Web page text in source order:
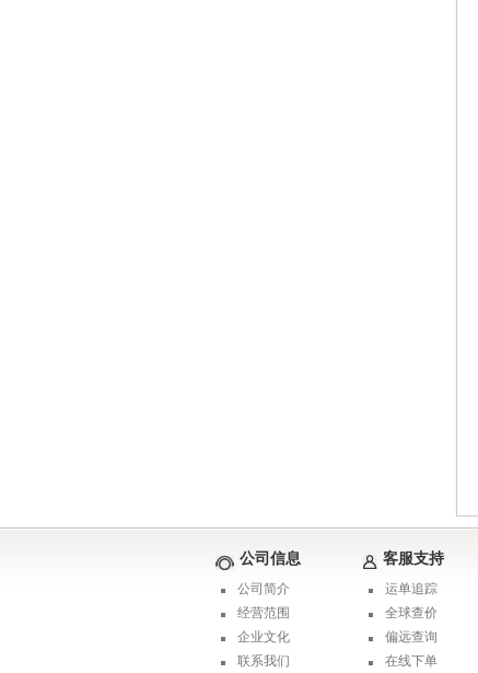
公司信息
公司简介
经营范围
企业文化
联系我们
客服支持
运单追踪
全球查价
偏远查询
在线下单